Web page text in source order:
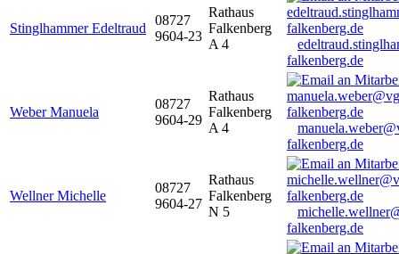
Stinglhammer Edeltraud
08727
9604-23
Rathaus
Falkenberg
A 4
falkenberg.de
Weber Manuela
08727
9604-29
Rathaus
Falkenberg
A 4
falkenberg.de
Wellner Michelle
08727
9604-27
Rathaus
Falkenberg
N 5
falkenberg.de